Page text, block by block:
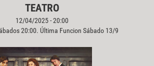
TEATRO
12/04/2025 - 20:00
20:00. Última Funcion Sábado 13/9